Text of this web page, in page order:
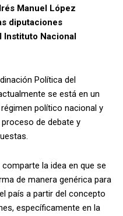
Manuel López
diputaciones
Instituto Nacional
Política del
se está en un
político nacional y
de debate y
la idea en que se
de manera genérica para
país a partir del concepto
específicamente en la